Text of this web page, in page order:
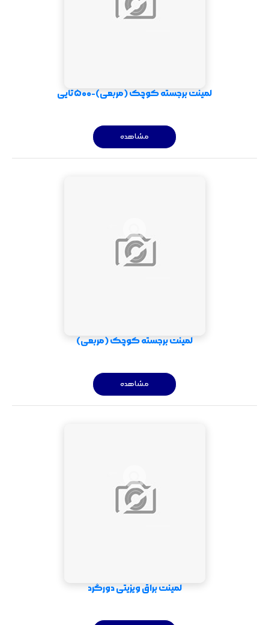
لمینت برجسته کوچک (مربعی)-500تایی
مشاهده
لمینت برجسته کوچک (مربعی)
مشاهده
لمینت براق ویزیتی دورگرد